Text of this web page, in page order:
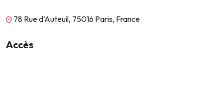
78 Rue d'Auteuil, 75016 Paris, France
Accès